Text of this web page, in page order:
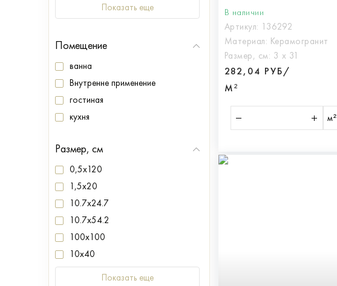
Показать еще
Помещение
ванна
Внутренне применение
гостиная
кухня
Размер, см
0,5x120
1,5x20
10.7x24.7
10.7x54.2
100x100
10x40
Показать еще
В наличии
Артикул: 136292
Материал: Керамогранит
Размер, см: 3 х 31
282,04 РУБ/
М²
м²